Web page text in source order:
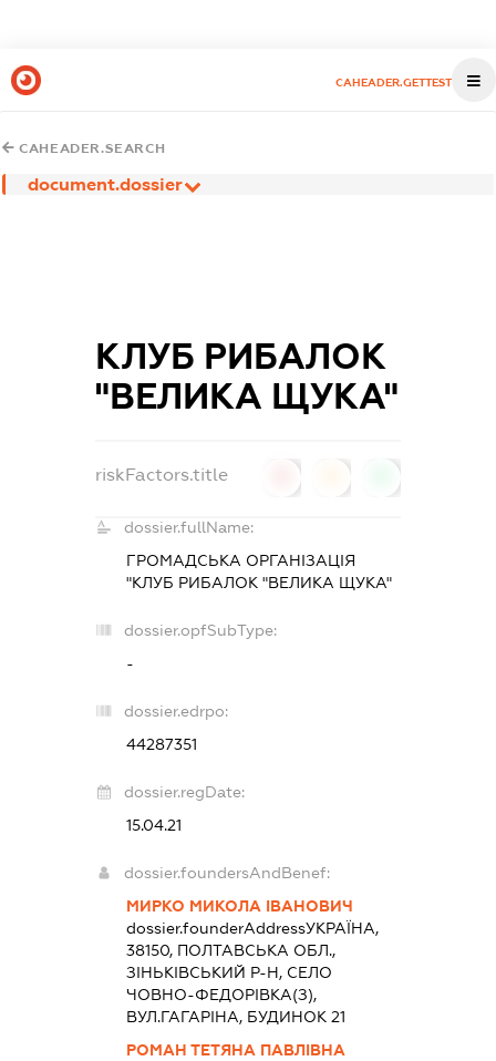
CAHEADER.GETTEST
CAHEADER.SEARCH
document.dossier
КЛУБ РИБАЛОК
"ВЕЛИКА ЩУКА"
riskFactors.title
dossier.fullName:
ГРОМАДСЬКА ОРГАНІЗАЦІЯ
"КЛУБ РИБАЛОК "ВЕЛИКА ЩУКА"
dossier.opfSubType:
-
dossier.edrpo:
44287351
dossier.regDate:
15.04.21
dossier.foundersAndBenef:
МИРКО МИКОЛА ІВАНОВИЧ
dossier.founderAddressУКРАЇНА,
38150, ПОЛТАВСЬКА ОБЛ.,
ЗІНЬКІВСЬКИЙ Р-Н, СЕЛО
ЧОВНО-ФЕДОРІВКА(З),
ВУЛ.ГАГАРІНА, БУДИНОК 21
РОМАН ТЕТЯНА ПАВЛІВНА